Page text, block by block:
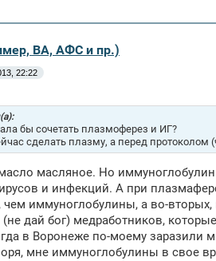
ВА, АФС и пр.)
22:22
бы сочетать плазмоферез и ИГ?
сделать плазму, а перед протоколом
масляное. Но
и инфекций. А при
иммуноглобулины, а во-вторых,
(не дай бог) медработников,
в Воронеже по-моему заразили
мне иммуноглобулины в свое